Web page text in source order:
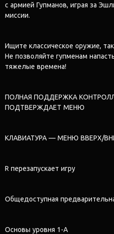
с армией Гупманов, играя за
миссии.
Ищите классическое оружие,
Не позволяйте гупменам
тяжелые времена!
ПОЛНАЯ ПОДДЕРЖКА
ПОДТВЕРЖДАЕТ МЕНЮ
КЛАВИАТУРА — МЕНЮ ВВЕРХ/
R перезапускает игру
Общедоступная
Основы уровня 1-A